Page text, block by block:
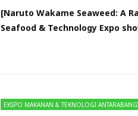
[Naruto Wakame Seaweed: A
Seafood & Technology Expo
EKSPO MAKANAN & TEKNOLOGI